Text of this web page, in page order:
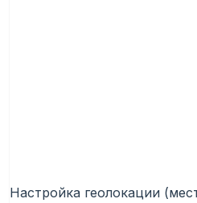
Настройка геолокации